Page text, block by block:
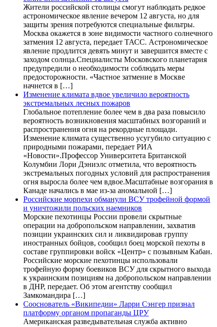
Жители российской столицы смогут наблюдать редкое
астрономическое явление вечером 12 августа, но для
защиты зрения потребуются специальные фильтры.
Москва окажется в зоне видимости частного солнечного
затмения 12 августа, передает ТАСС. Астрономическое
явление продлится девять минут и завершится вместе с
заходом солнца.Специалисты Московского планетария
предупредили о необходимости соблюдать меры
предосторожности. «Частное затмение в Москве
начнется в […]
Изменение климата вдвое увеличило вероятность
экстремальных лесных пожаров
Глобальное потепление более чем в два раза повысило
вероятность возникновения масштабных возгораний и
распространения огня на рекордные площади.
Изменение климата существенно усугубило ситуацию с
природными пожарами, передает РИА
«Новости».Профессор Университета Британской
Колумбии Лори Дэниэлс отметила, что вероятность
экстремальных погодных условий для распространения
огня выросла более чем вдвое.Масштабные возгорания в
Канаде начались в мае из-за аномальной […]
Российские морпехи обманули ВСУ трофейной формой
и уничтожили польских наемников
Морские пехотинцы России провели скрытные
операции на добропольском направлении, захватив
позиции украинских сил и ликвидировав группу
иностранных бойцов, сообщил боец морской пехоты в
составе группировки войск «Центр» с позывным Кабан.
Российские морские пехотинцы использовали
трофейную форму боевиков ВСУ для скрытного выхода
к украинским позициям на добропольском направлении
в ДНР, передает. Об этом агентству сообщил
Замкомандира […]
Сооснователь «Википедии» Ларри Сэнгер признал
платформу органом пропаганды ЦРУ
Американская разведывательная служба активно